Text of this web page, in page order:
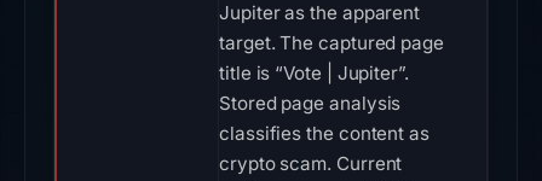
Jupiter as the apparent
target. The captured page
title is “Vote | Jupiter”.
Stored page analysis
classifies the content as
crypto scam. Current